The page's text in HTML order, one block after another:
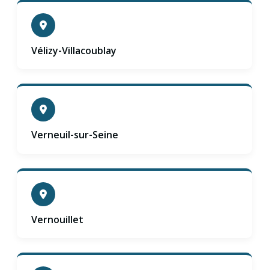
Vélizy-Villacoublay
Verneuil-sur-Seine
Vernouillet